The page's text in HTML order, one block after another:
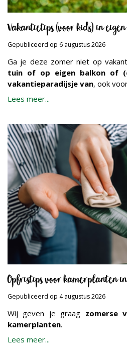
Vakantietips (voor kids) in
Gepubliceerd op 6 augustus 2026
Ga je deze zomer niet op
tuin of op eigen balkon of
vakantieparadijsje van, ook
Lees meer...
Opfristips voor kamerplanten
Gepubliceerd op 4 augustus 2026
Wij geven je graag zomerse
kamerplanten.
Lees meer...